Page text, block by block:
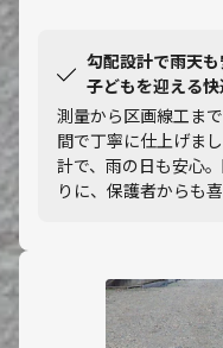
勾配設計で雨天も
子どもを迎える
測量から区画線工ま
間で丁寧に仕上げま
計で、雨の日も安心
りに、保護者からも